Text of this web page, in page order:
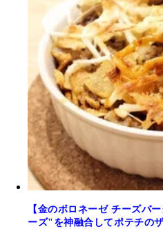
【金のボロネーゼ チーズバ
ーズ"を神融合してポテチの